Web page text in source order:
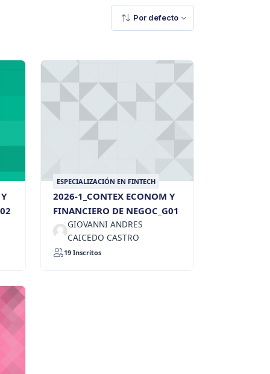
Por defecto
ESPECIALIZACIÓN EN FINTECH
2026-1_CONTEX ECONOM Y
FINANCIERO DE NEGOC_G01
GIOVANNI ANDRES
CAICEDO CASTRO
19 Inscritos